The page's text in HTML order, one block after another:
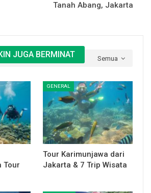
Tanah Abang, Jakarta
Semua
JUGA BERMINAT
Tour
GENERAL
Tour Karimunjawa dari
Jakarta & 7 Trip Wisata